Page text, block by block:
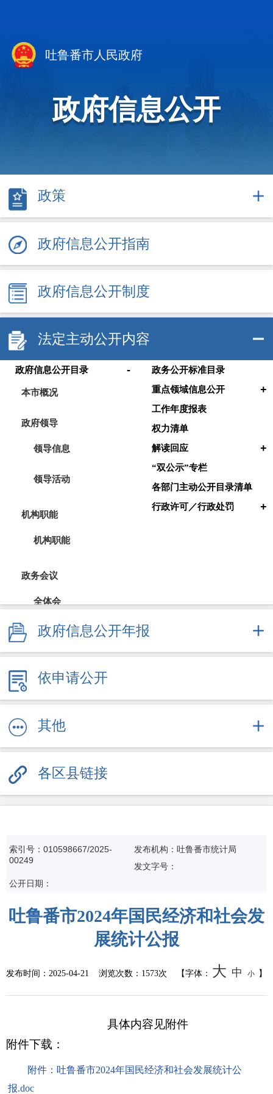
吐鲁番市人民政府
政府信息公开
政策
政府信息公开指南
政府信息公开制度
法定主动公开内容
政府信息公开目录 -
本市概况
政府领导
领导信息
领导活动
机构职能
机构职能
政务会议
全体会
常务会
直达资金
统计信息
人事管理
招录招聘
政策法规
政府规章
政务公开标准目录
重点领域信息公开
+
工作年度报表
权力清单
解读回应
+
“双公示”专栏
各部门主动公开目录清单
行政许可／行政处罚
+
政府信息公开年报
依申请公开
其他
各区县链接
索引号：010598667/2025-
00249
发布机构：吐鲁番市统计局
发文字号：
公开日期：
吐鲁番市2024年国民经济和社会发
展统计公报
发布时间： 2025-04-21 浏览次数： 1573次 【字体： 大 中 小 】
具体内容见附件
附件下载：
附件：吐鲁番市2024年国民经济和社会发展统计公
报.doc